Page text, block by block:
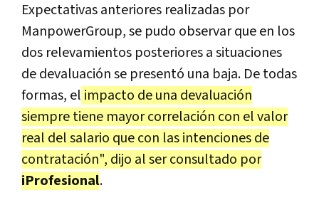
Expectativas anteriores realizadas por
ManpowerGroup, se pudo observar que en los
dos relevamientos posteriores a situaciones
de devaluación se presentó una baja. De todas
formas, el impacto de una devaluación
siempre tiene mayor correlación con el valor
real del salario que con las intenciones de
contratación", dijo al ser consultado por
iProfesional.